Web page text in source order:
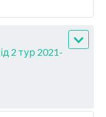
2 тур 2021-